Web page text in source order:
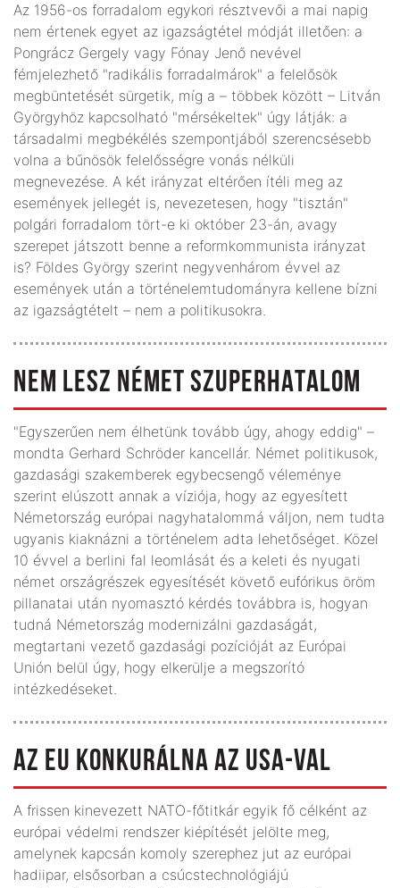
Az 1956-os forradalom egykori résztvevői a mai napig
nem értenek egyet az igazságtétel módját illetően: a
Pongrácz Gergely vagy Fónay Jenő nevével
fémjelezhető "radikális forradalmárok" a felelősök
megbüntetését sürgetik, míg a – többek között – Litván
Györgyhöz kapcsolható "mérsékeltek" úgy látják: a
társadalmi megbékélés szempontjából szerencsésebb
volna a bűnösök felelősségre vonás nélküli
megnevezése. A két irányzat eltérően ítéli meg az
események jellegét is, nevezetesen, hogy "tisztán"
polgári forradalom tört-e ki október 23-án, avagy
szerepet játszott benne a reformkommunista irányzat
is? Földes György szerint negyvenhárom évvel az
események után a történelemtudományra kellene bízni
az igazságtételt – nem a politikusokra.
NEM LESZ NÉMET SZUPERHATALOM
"Egyszerűen nem élhetünk tovább úgy, ahogy eddig" –
mondta Gerhard Schröder kancellár. Német politikusok,
gazdasági szakemberek egybecsengő véleménye
szerint elúszott annak a víziója, hogy az egyesített
Németország európai nagyhatalommá váljon, nem tudta
ugyanis kiaknázni a történelem adta lehetőséget. Közel
10 évvel a berlini fal leomlását és a keleti és nyugati
német országrészek egyesítését követő eufórikus öröm
pillanatai után nyomasztó kérdés továbbra is, hogyan
tudná Németország modernizálni gazdaságát,
megtartani vezető gazdasági pozícióját az Európai
Unión belül úgy, hogy elkerülje a megszorító
intézkedéseket.
AZ EU KONKURÁLNA AZ USA-VAL
A frissen kinevezett NATO-főtitkár egyik fő célként az
európai védelmi rendszer kiépítését jelölte meg,
amelynek kapcsán komoly szerephez jut az európai
hadiipar, elsősorban a csúcstechnológiájú